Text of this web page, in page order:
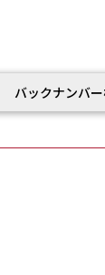
バックナンバ